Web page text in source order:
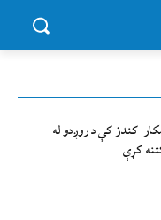
کندز کې د روږدو له
کړې